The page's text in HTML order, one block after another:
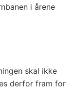
i årene
skal ikke
derfor fram for